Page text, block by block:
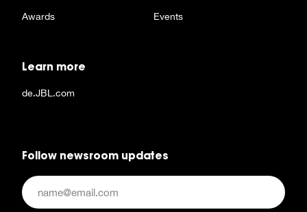
Awards Events
Learn more
de.JBL.com
Follow newsroom updates